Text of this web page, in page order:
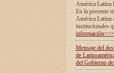
América Latina
En la presente
América Latina
institucionales
información>>>
Mensaje del
de
del Gobierno